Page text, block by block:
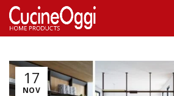
17
NOV